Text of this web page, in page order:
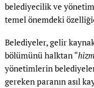
belediyecilik ve
temel önemdeki
Belediyeler, gelir
bölümünü halktan “
yönetimlerin
gereken paranın asıl